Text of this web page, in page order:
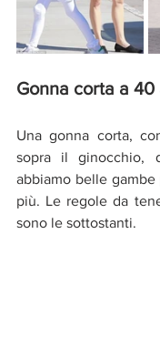
Gonna corta a
Una gonna corta,
sopra il ginocchio,
abbiamo belle gambe
più. Le regole da
sono le sottostanti.